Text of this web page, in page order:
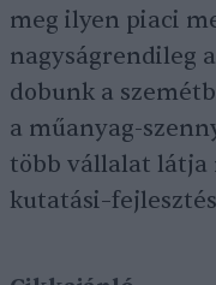
meg ilyen piaci
nagyságrendileg
dobunk a
a műanyag-
több vállalat látja